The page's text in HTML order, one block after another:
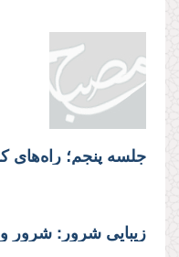
زیبایی شرور: شرور و